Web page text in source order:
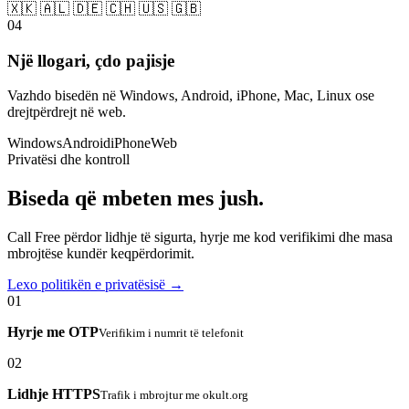
🇽🇰 🇦🇱 🇩🇪 🇨🇭 🇺🇸 🇬🇧
04
Një llogari, çdo pajisje
Vazhdo bisedën në Windows, Android, iPhone, Mac, Linux ose
drejtpërdrejt në web.
WindowsAndroidiPhoneWeb
Privatësi dhe kontroll
Biseda që mbeten mes jush.
Call Free përdor lidhje të sigurta, hyrje me kod verifikimi dhe masa
mbrojtëse kundër keqpërdorimit.
Lexo politikën e privatësisë →
01
Hyrje me OTPVerifikim i numrit të telefonit
02
Lidhje HTTPSTrafik i mbrojtur me okult.org